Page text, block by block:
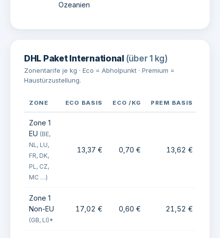
Ozeanien
DHL Paket International (über 1 kg)
Zonentarife je kg · Eco = Abholpunkt · Premium =
Haustürzustellung.
ZONE ECO BASIS ECO /KG PREM BASIS
Zone 1
EU (BE,
NL, LU,
FR, DK,
PL, CZ,
MC …)
13,37 € 0,70 € 13,62 €
Zone 1
Non-EU
(GB, LI)*
17,02 € 0,60 € 21,52 €